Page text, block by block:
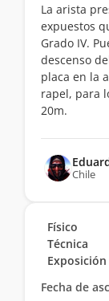
La arista
expuestos
Grado IV.
descenso
placa en la
rapel, para
20m.
Chile
Físico
Técnica
Exposición
Fecha de